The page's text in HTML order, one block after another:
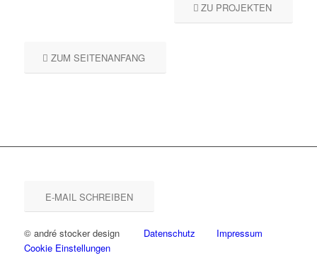
ZU PROJEKTEN
ZUM SEITENANFANG
E-MAIL SCHREIBEN
© andré stocker design Datenschutz
Impressum
Cookie Einstellungen